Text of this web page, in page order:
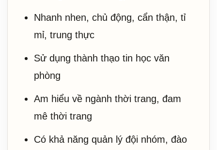
Nhanh nhen, chủ động, cẩn thận, tỉ
mỉ, trung thực
Sử dụng thành thạo tin học văn
phòng
Am hiểu về ngành thời trang, đam
mê thời trang
Có khả năng quản lý đội nhóm, đào